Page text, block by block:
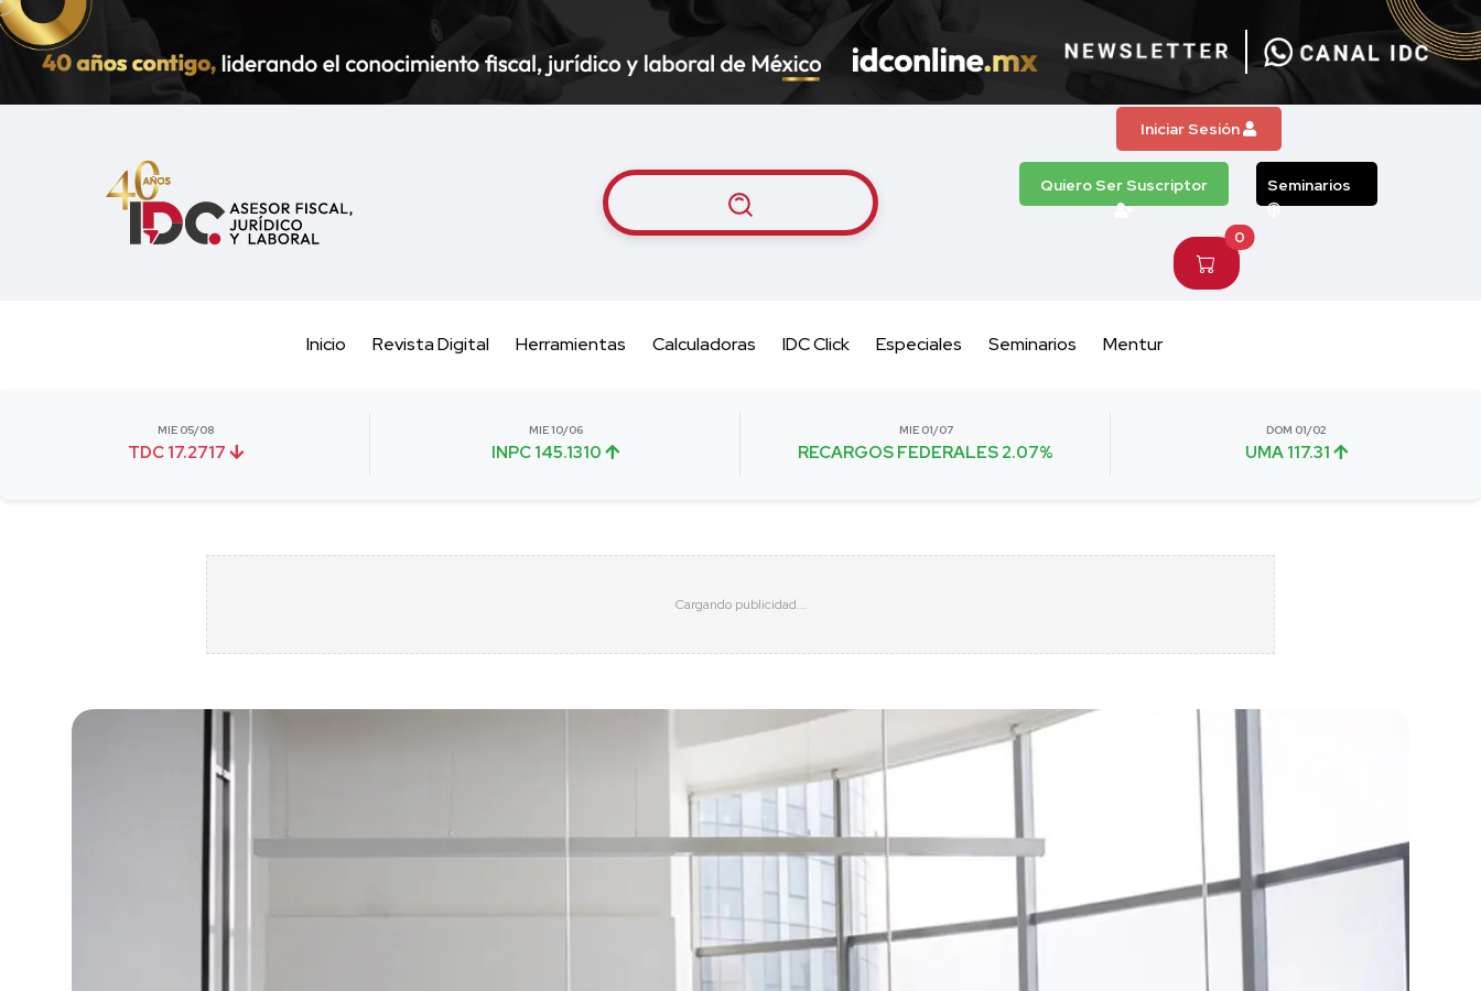
Iniciar Sesión
Quiero Ser Suscriptor Seminarios
0
Inicio Revista Digital Herramientas Calculadoras IDC Click Especiales Seminarios Mentur
MIE 05/08
TDC 17.2717
MIE 10/06
INPC 145.1310
MIE 01/07
RECARGOS FEDERALES 2.07%
DOM 01/02
UMA 117.31